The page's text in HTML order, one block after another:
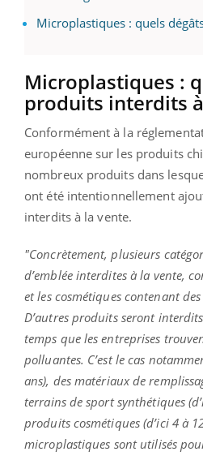
Microplastiques : quels
Microplastiques :
produits interdits
Conformément à la
européenne sur les produits
nombreux produits dans
ont été intentionnellement
interdits à la vente.
"Concrètement, plusieurs
d’emblée interdites à la vente,
et les cosmétiques contenant
D’autres produits seront
temps que les entreprises
polluantes. C’est le cas
ans), des matériaux de
terrains de sport synthétiques
produits cosmétiques (d’ici 4 à
microplastiques sont utilisés